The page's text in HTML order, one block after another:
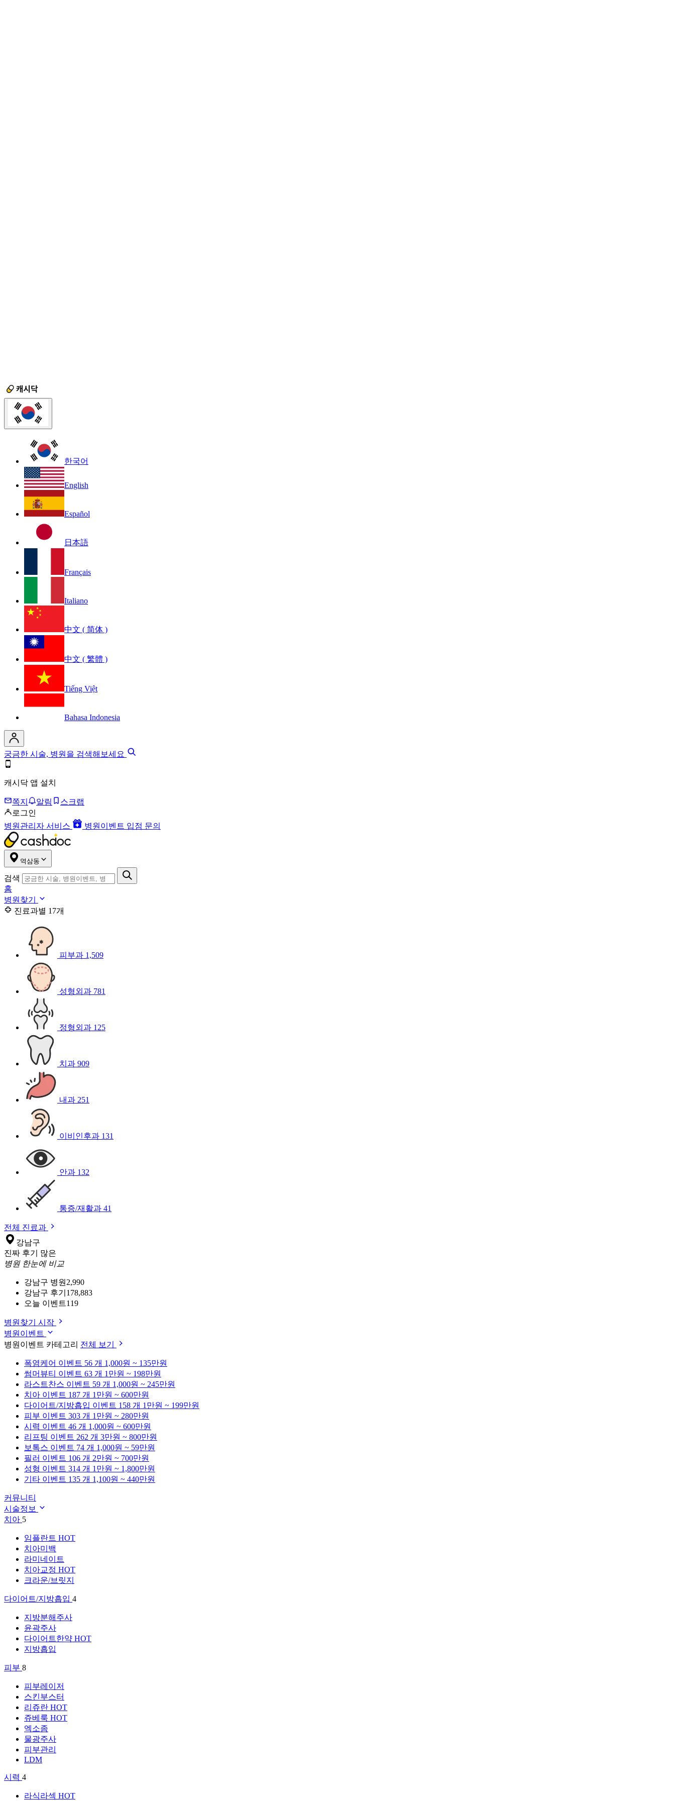
한국어
English
Español
日本語
Français
Italiano
中文 ( 简体 )
中文 ( 繁體 )
Tiếng Việt
Bahasa Indonesia
궁금한 시술, 병원을 검색해보세요
캐시닥 앱 설치
쪽지 알림
스크랩
로그인
병원관리자 서비스
병원이벤트 입점 문의
역삼동
검색
홈
병원찾기
진료과별 17개
피부과 1,509
성형외과 781
정형외과 125
치과 909
내과 251
이비인후과 131
안과 132
통증/재활과 41
전체 진료과
강남구
진짜 후기 많은
병원 한눈에 비교
강남구 병원 2,990
강남구 후기 178,883
오늘 이벤트119
병원찾기 시작
병원이벤트
병원이벤트 카테고리 전체 보기
폭염케어 이벤트 56 개 1,000원 ~ 135만원
썸머뷰티 이벤트 63 개 1만원 ~ 198만원
라스트찬스 이벤트 59 개 1,000원 ~ 245만원
치아 이벤트 187 개 1만원 ~ 600만원
다이어트/지방흡입 이벤트 158 개 1만원 ~ 199만원
피부 이벤트 303 개 1만원 ~ 280만원
시력 이벤트 46 개 1,000원 ~ 600만원
리프팅 이벤트 262 개 3만원 ~ 800만원
보톡스 이벤트 74 개 1,000원 ~ 59만원
필러 이벤트 106 개 2만원 ~ 700만원
성형 이벤트 314 개 1만원 ~ 1,800만원
기타 이벤트 135 개 1,100원 ~ 440만원
커뮤니티
시술정보
치아 5
임플란트 HOT
치아미백
라미네이트
치아교정 HOT
크라운/브릿지
다이어트/지방흡입 4
지방분해주사
윤곽주사
다이어트한약 HOT
지방흡입
피부 8
피부레이저
스킨부스터
리쥬란 HOT
쥬베룩 HOT
엑소좀
물광주사
피부관리
LDM
시력 4
라식라섹 HOT